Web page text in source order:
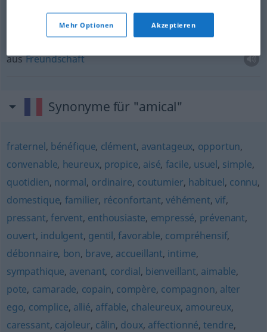
ausFreundschaft
Synonyme für "amical"
fraternel, bénéfique, clément, avantageux, opportun,
convenable, heureux, propice, aisé, facile, usuel, simple,
quotidien, normal, ordinaire, coutumier, habituel, connu,
domestique, familier, réconfortant,véhément,vif,
pressant, fervent, enthousiaste, empressé, prévenant,
ouvert, indulgent, gentil,favorable, compréhensif,
débonnaire, bon, brave, accueillant, intime,
sympathique, avenant, cordial, bienveillant, aimable,
pote, camarade, copain, compère, compagnon, alter
ego, complice, allié, affable, chaleureux, amoureux,
caressant, cajoleur, câlin, doux, affectionné,tendre,
Mehr Optionen Akzeptieren